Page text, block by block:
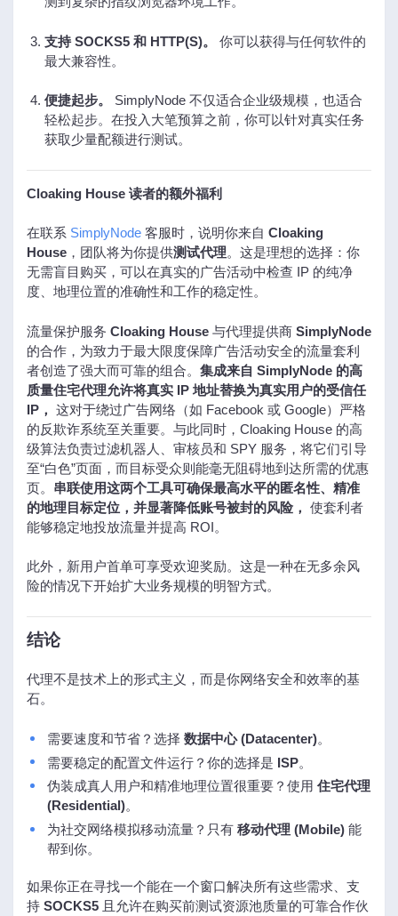
支持 SOCKS5 和 HTTP(S)。
你可以获得与任何软件的
最大兼容性。
便捷起步。
SimplyNode 不仅适合企业级规模，也适合
轻松起步。在投入大笔预算之前，你可以针对真实任务
获取少量配额进行测试。
Cloaking House 读者的额外福利
在联系 SimplyNode 客服时，说明你来自 Cloaking
House ，团队将为你提供测试代理。这是理想的选择：你
无需盲目购买，可以在真实的广告活动中检查 IP 的纯净
度、地理位置的准确性和工作的稳定性。
流量保护服务 Cloaking House 与代理提供商 SimplyNode
的合作，为致力于最大限度保障广告活动安全的流量套利
者创造了强大而可靠的组合。 集成来自 SimplyNode 的高
质量住宅代理允许将真实 IP 地址替换为真实用户的受信任
IP， 这对于绕过广告网络（如 Facebook 或 Google）严格
的反欺诈系统至关重要。与此同时，Cloaking House 的高
级算法负责过滤机器人、审核员和 SPY 服务，将它们引导
至“白色”页面，而目标受众则能毫无阻碍地到达所需的优惠
页。 串联使用这两个工具可确保最高水平的匿名性、精准
的地理目标定位，并显著降低账号被封的风险， 使套利者
能够稳定地投放流量并提高 ROI。
此外，新用户首单可享受欢迎奖励。这是一种在无多余风
险的情况下开始扩大业务规模的明智方式。
结论
代理不是技术上的形式主义，而是你网络安全和效率的基
石。
需要速度和节省？选择 数据中心 (Datacenter)。
需要稳定的配置文件运行？你的选择是 ISP。
伪装成真人用户和精准地理位置很重要？使用 住宅代理
(Residential)。
为社交网络模拟移动流量？只有 移动代理 (Mobile)能
帮到你。
如果你正在寻找一个能在一个窗口解决所有这些需求、支
持 SOCKS5 且允许在购买前测试资源池质量的可靠合作伙